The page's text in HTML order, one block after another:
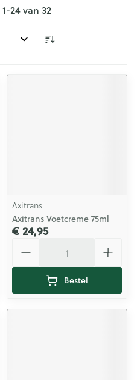
1-24van 32
Axitrans
Axitrans Voetcreme 75ml
€ 24,95
Bestel